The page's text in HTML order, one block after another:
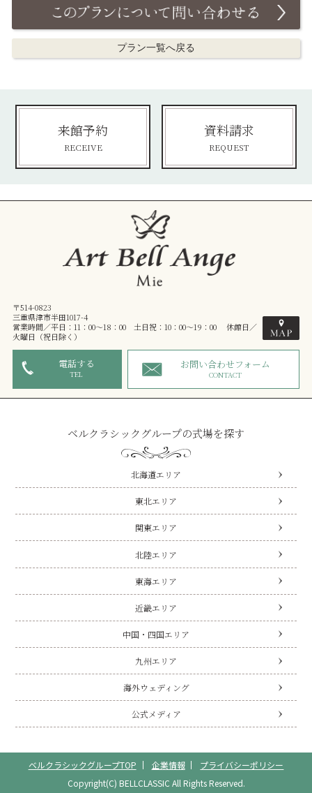
プラン一覧へ戻る
来館予約
RECEIVE
資料請求
REQUEST
〒514-0823
三重県津市半田1017-4
営業時間／平日：11：00～18：00 土日祝：10：00～19：00 休館日／
火曜日（祝日除く）
電話する
TEL
お問い合わせフォーム
CONTACT
ベルクラシックグループの式場を探す
北海道エリア
東北エリア
関東エリア
北陸エリア
東海エリア
近畿エリア
中国・四国エリア
九州エリア
海外ウェディング
公式メディア
ベルクラシックグループTOP 企業情報
プライバシーポリシー
Copyright(C) BELLCLASSIC All Rights Reserved.